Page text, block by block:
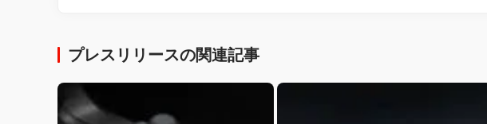
プレスリリースの関連記事